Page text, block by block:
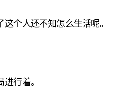
个人还不知怎么生活呢。
行着。